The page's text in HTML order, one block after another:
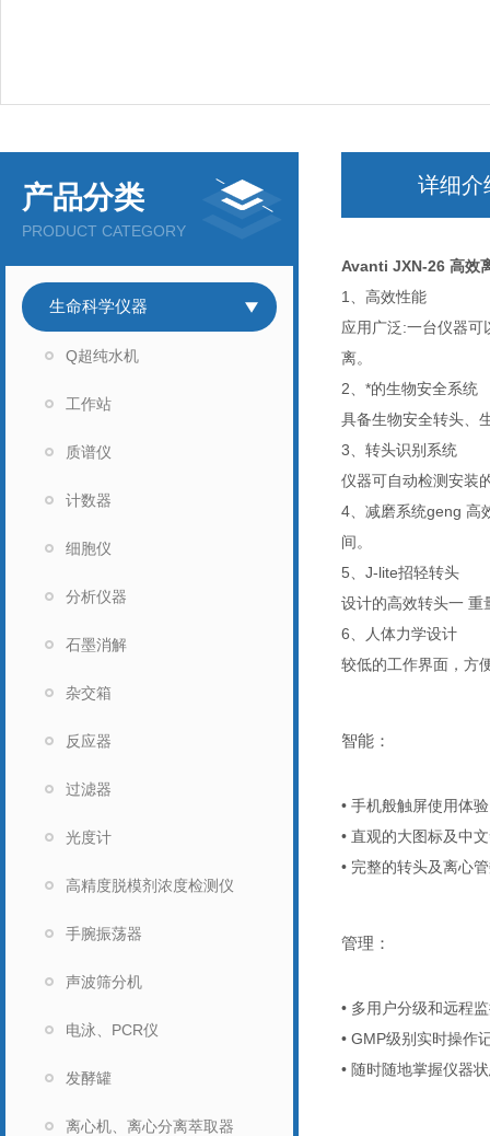
产品分类
PRODUCT CATEGORY
生命科学仪器
Q超纯水机
工作站
质谱仪
计数器
细胞仪
分析仪器
石墨消解
杂交箱
反应器
过滤器
光度计
高精度脱模剂浓度检测仪
手腕振荡器
声波筛分机
电泳、PCR仪
发酵罐
离心机、离心分离萃取器
详细介
Avanti JXN-26 高效
1、高效性能
应用广泛:一台仪器
离。
2、*的生物安全系统
具备生物安全转头、
3、转头识别系统
仪器可自动检测安装
4、减磨系统geng 高
间。
5、J-lite招轻转头
设计的高效转头一 重
6、人体力学设计
较低的工作界面，方
智能：
• 手机般触屏使用体验
• 直观的大图标及中
• 完整的转头及离心
管理：
• 多用户分级和远程
• GMP级别实时操作
• 随时随地掌握仪器